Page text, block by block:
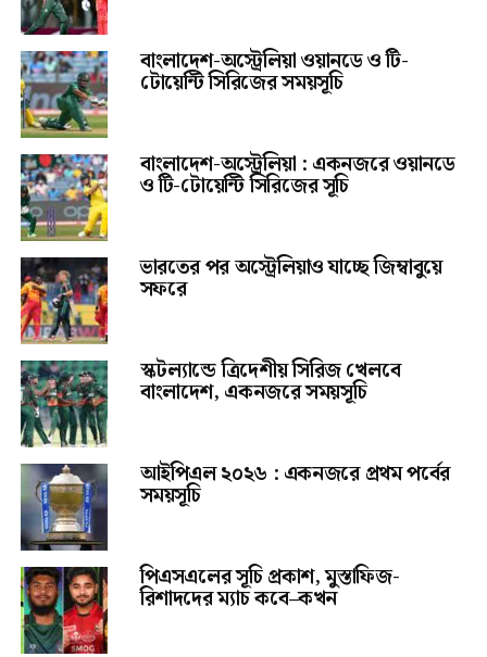
বাংলাদেশ-অস্ট্রেলিয়া ওয়ানডে ও টি-
টোয়েন্টি সিরিজের সময়সূচি
বাংলাদেশ-অস্ট্রেলিয়া : একনজরে ওয়ানডে
ও টি-টোয়েন্টি সিরিজের সূচি
ভারতের পর অস্ট্রেলিয়াও যাচ্ছে জিম্বাবুয়ে
সফরে
স্কটল্যান্ডে ত্রিদেশীয় সিরিজ খেলবে
বাংলাদেশ, একনজরে সময়সূচি
আইপিএল ২০২৬ : একনজরে প্রথম পর্বের
সময়সূচি
পিএসএলের সূচি প্রকাশ, মুস্তাফিজ-
রিশাদদের ম্যাচ কবে–কখন